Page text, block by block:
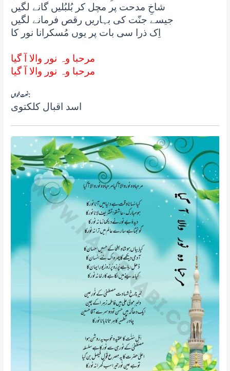
شاخِ مدحت پر مچل کر بُلبُلیں گانے لگیں
جیسے جنّت کی بہاریں رقص فرمانے لگیں
اِک ذرا سی بات پر یوں مُسکرانا نور کا
مرحبا وہ نور والا آ گیا
مرحبا وہ نور والا آ گیا
نعت خواں:
اسد اقبال کلکتوی